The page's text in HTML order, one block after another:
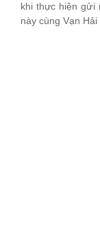
khi thực hiện gửi
này cùng Vạn